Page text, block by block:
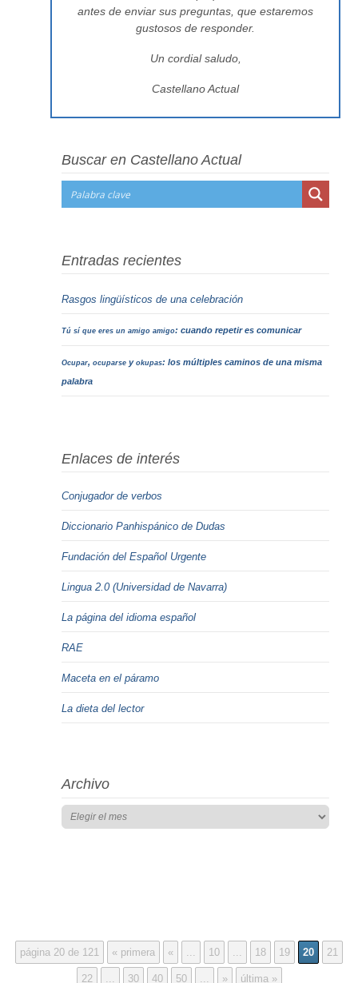
antes de enviar sus preguntas, que estaremos
gustosos de responder.
Un cordial saludo,
Castellano Actual
Buscar en Castellano Actual
Entradas recientes
Rasgos lingüísticos de una celebración
Tú sí que eres un amigo amigo: cuando repetir es comunicar
Ocupar,ocuparse yokupas: los múltiples caminos de una misma
palabra
Enlaces de interés
Conjugador de verbos
Diccionario Panhispánico de Dudas
Fundación del Español Urgente
Lingua 2.0 (Universidad de Navarra)
La página del idioma español
RAE
Maceta en el páramo
La dieta del lector
Archivo
página 20 de 121 « primera « ... 10 ... 18 19 20 21
22 ... 30 40 50 ... » última »